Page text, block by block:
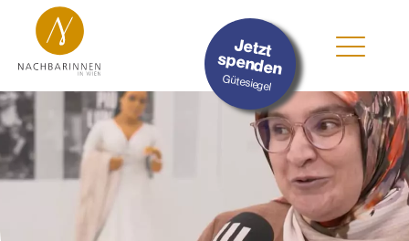
Jetzt
spenden
Gütesiegel